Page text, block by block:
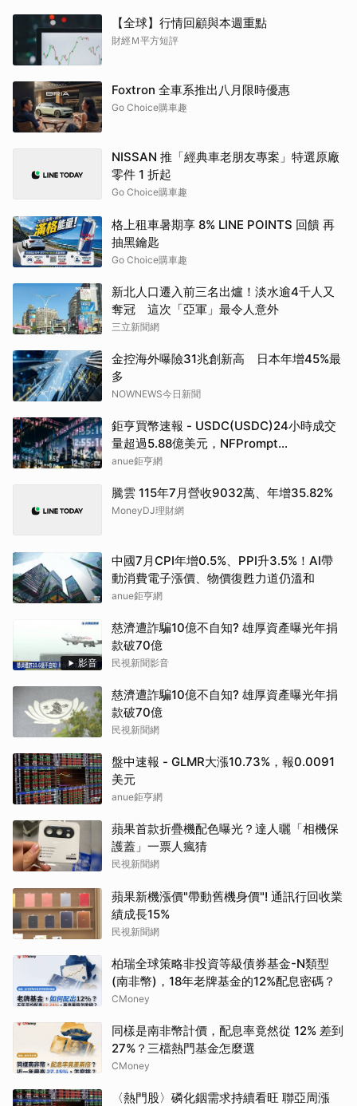
【全球】行情回顧與本週重點
財經Ｍ平方短評
Foxtron 全車系推出八月限時優惠
Go Choice購車趣
NISSAN 推「經典車老朋友專案」特選原廠
零件 1 折起
Go Choice購車趣
格上租車暑期享 8% LINE POINTS 回饋 再
抽黑鑰匙
Go Choice購車趣
新北人口遷入前三名出爐！淡水逾4千人又
奪冠 這次「亞軍」最令人意外
三立新聞網
金控海外曝險31兆創新高 日本年增45%最
多
NOWNEWS今日新聞
鉅亨買幣速報 - USDC(USDC)24小時成交
量超過5.88億美元，NFPrompt
Token(NFP)24小時漲幅達66.2%
anue鉅亨網
騰雲 115年7月營收9032萬、年增35.82%
MoneyDJ理財網
中國7月CPI年增0.5%、PPI升3.5%！AI帶
動消費電子漲價、物價復甦力道仍溫和
anue鉅亨網
影音
慈濟遭詐騙10億不自知? 雄厚資產曝光年捐
款破70億
民視新聞影音
慈濟遭詐騙10億不自知? 雄厚資產曝光年捐
款破70億
民視新聞網
盤中速報 - GLMR大漲10.73%，報0.0091
美元
anue鉅亨網
蘋果首款折疊機配色曝光？達人曬「相機保
護蓋」一票人瘋猜
民視新聞網
蘋果新機漲價"帶動舊機身價"! 通訊行回收業
績成長15%
民視新聞網
柏瑞全球策略非投資等級債券基金-N類型
(南非幣)，18年老牌基金的12%配息密碼？
CMoney
同樣是南非幣計價，配息率竟然從 12% 差到
27%？三檔熱門基金怎麼選
CMoney
〈熱門股〉磷化銦需求持續看旺 聯亞周漲